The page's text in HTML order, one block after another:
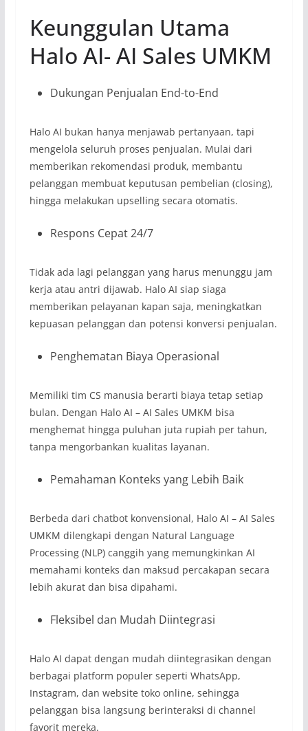
Keunggulan Utama
Halo AI- AI Sales UMKM
Dukungan Penjualan End-to-End
Halo AI bukan hanya menjawab pertanyaan, tapi
mengelola seluruh proses penjualan. Mulai dari
memberikan rekomendasi produk, membantu
pelanggan membuat keputusan pembelian (closing),
hingga melakukan upselling secara otomatis.
Respons Cepat 24/7
Tidak ada lagi pelanggan yang harus menunggu jam
kerja atau antri dijawab. Halo AI siap siaga
memberikan pelayanan kapan saja, meningkatkan
kepuasan pelanggan dan potensi konversi penjualan.
Penghematan Biaya Operasional
Memiliki tim CS manusia berarti biaya tetap setiap
bulan. Dengan Halo AI – AI Sales UMKM bisa
menghemat hingga puluhan juta rupiah per tahun,
tanpa mengorbankan kualitas layanan.
Pemahaman Konteks yang Lebih Baik
Berbeda dari chatbot konvensional, Halo AI – AI Sales
UMKM dilengkapi dengan Natural Language
Processing (NLP) canggih yang memungkinkan AI
memahami konteks dan maksud percakapan secara
lebih akurat dan bisa dipahami.
Fleksibel dan Mudah Diintegrasi
Halo AI dapat dengan mudah diintegrasikan dengan
berbagai platform populer seperti WhatsApp,
Instagram, dan website toko online, sehingga
pelanggan bisa langsung berinteraksi di channel
favorit mereka.